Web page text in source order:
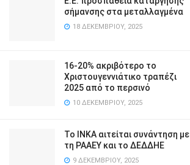
σήμανσης στα μεταλλαγμένα
18 ΔΕΚΕΜΒΡΊΟΥ, 2025
16-20% ακριβότερο το
Χριστουγεννιάτικο τραπέζι
2025 από το περσινό
10 ΔΕΚΕΜΒΡΊΟΥ, 2025
Το ΙΝΚΑ αιτείται συνάντηση με
τη ΡΑΑΕΥ και το ΔΕΔΔΗΕ
9 ΔΕΚΕΜΒΡΊΟΥ, 2025